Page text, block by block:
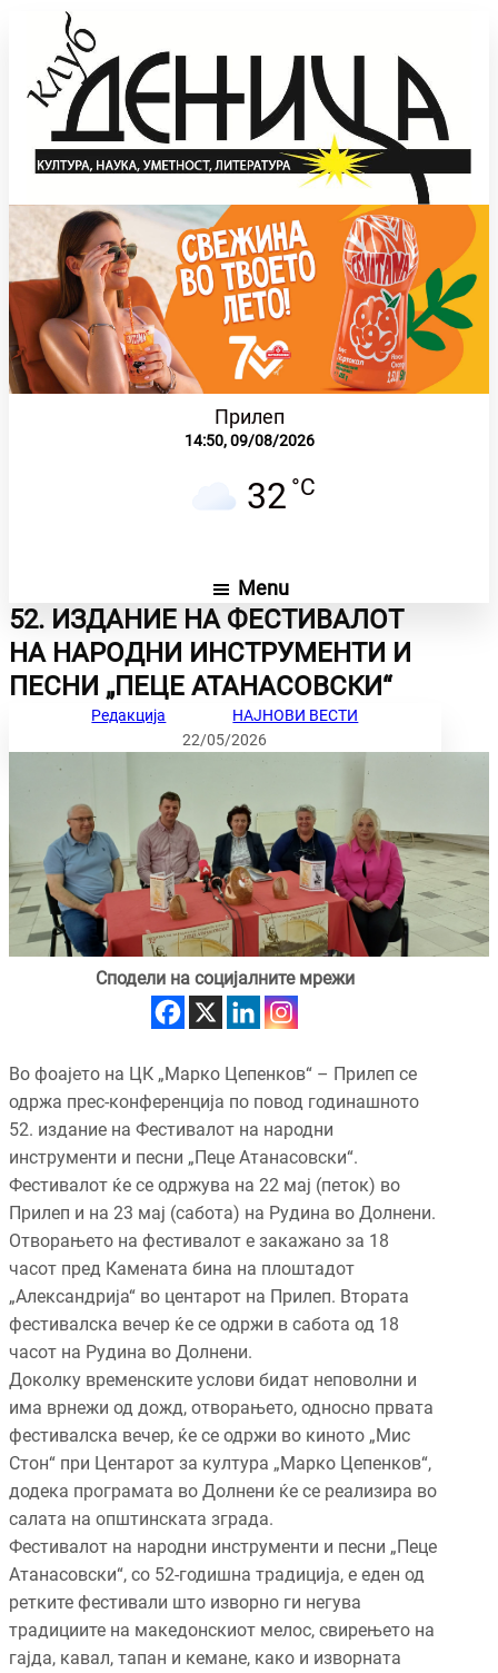
Прилеп
14:50,09/08/2026
32 °C
Menu
52. ИЗДАНИЕ НА ФЕСТИВАЛОТ
НА НАРОДНИ ИНСТРУМЕНТИ И
ПЕСНИ „ПЕЦЕ АТАНАСОВСКИ“
Редакција
НАЈНОВИ ВЕСТИ
22/05/2026
Сподели на социјалните мрежи
Во фоајето на ЦК „Марко Цепенков“ – Прилеп се
одржа прес-конференција по повод годинашното
52. издание на Фестивалот на народни
инструменти и песни „Пеце Атанасовски“.
Фестивалот ќе се одржува на 22 мај (петок) во
Прилеп и на 23 мај (сабота) на Рудина во Долнени.
Отворањето на фестивалот е закажано за 18
часот пред Камената бина на плоштадот
„Александрија“ во центарот на Прилеп. Втората
фестивалска вечер ќе се одржи в сабота од 18
часот на Рудина во Долнени.
Доколку временските услови бидат неповолни и
има врнежи од дожд, отворањето, односно првата
фестивалска вечер, ќе се одржи во киното „Мис
Стон“ при Центарот за култура „Марко Цепенков“,
додека програмата во Долнени ќе се реализира во
салата на општинската зграда.
Фестивалот на народни инструменти и песни „Пеце
Атанасовски“, со 52-годишна традиција, е еден од
ретките фестивали што изворно ги негува
традициите на македонскиот мелос, свирењето на
гајда, кавал, тапан и кемане, како и изворната